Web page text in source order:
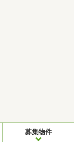
募集物件